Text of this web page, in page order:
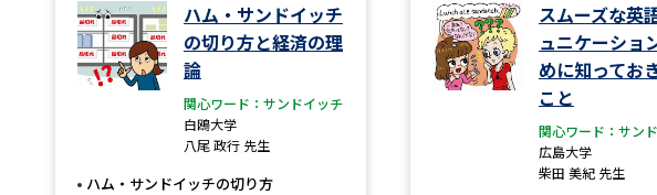
ハム・サンドイッチ
の切り方と経済の理
論
関心ワード：サンドイッチ
白鴎大学
八尾 政行 先生
ハム・サンドイッチの切り方
スムーズな英
ュニケーショ
めに知ってお
こと
関心ワード：サン
広島大学
柴田 美紀 先生